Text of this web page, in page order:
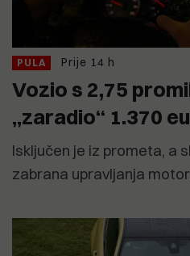
PULA Prije 14 h
Vozio s 2,75
„zaradio“ 1.370
Isključen je iz prometa, a
zabrana upravljanja